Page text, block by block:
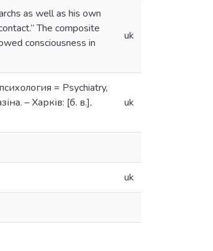
as well as his own
The composite
consciousness in
uk
= Psychiatry,
– Харків: [б. в.],
uk
uk